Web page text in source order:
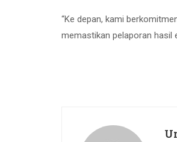
“Ke depan, kami
memastikan pelaporan hasil